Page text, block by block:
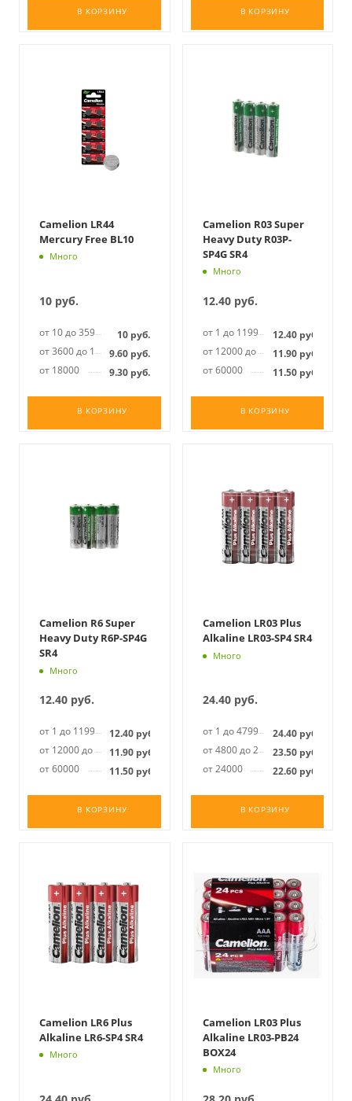
В КОРЗИНУ В КОРЗИНУ
Camelion LR44
Mercury Free BL10
Много
10 руб.
от 10 до 3599 10руб.
от 3600 до 179999.60 руб.
от 18000
9.30 руб.
В КОРЗИНУ
Camelion R03 Super
Heavy Duty R03P-
SP4G SR4
Много
12.40руб.
от 1 до 11999 12.40руб.
от 12000 до 5999911.90руб.
от 60000
11.50руб.
В КОРЗИНУ
Camelion R6 Super
Heavy Duty R6P-SP4G
SR4
Много
12.40 руб.
от 1 до 11999 12.40 руб.
от 12000 до 5999911.90 руб.
от 60000
11.50 руб.
В КОРЗИНУ
Camelion LR03 Plus
Alkaline LR03-SP4 SR4
Много
24.40руб.
от 1 до 4799 24.40руб.
от 4800 до 2399923.50руб.
от 24000
22.60руб.
В КОРЗИНУ
Camelion LR6 Plus
Alkaline LR6-SP4 SR4
Много
Camelion LR03 Plus
Alkaline LR03-PB24
BOX24
Много